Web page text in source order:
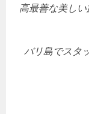
高最善な美し
バリ島でスタ